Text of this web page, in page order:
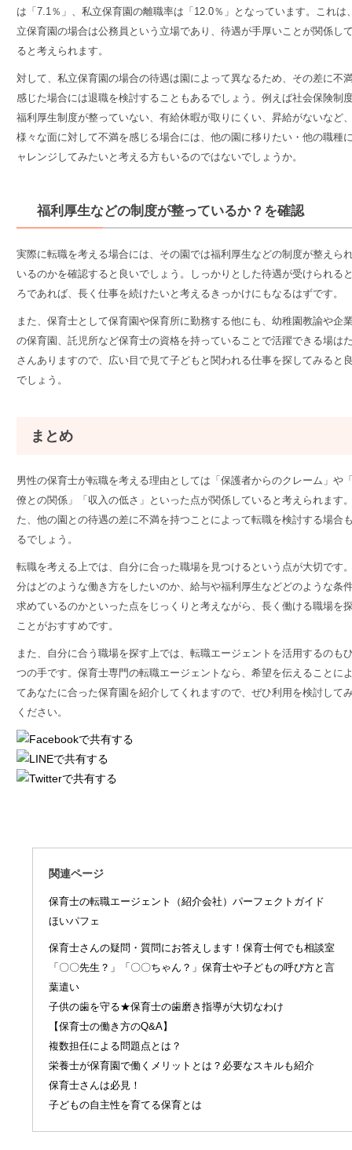
は「7.1％」、私立保育園の離職率は「12.0％」 となっています。これは
立保育園の場合は公務員という立場であり、待遇が手厚いことが関係し
ると考えられます。
対して、私立保育園の場合の待遇は園によって異なるため、その差に不
感じた場合には退職を検討することもあるでしょう。例えば社会保険制
福利厚生制度が整っていない、有給休暇が取りにくい、昇給がないなど
様々な面に対して不満を感じる場合には、他の園に移りたい・他の職種
ャレンジしてみたいと考える方もいるのではないでしょうか。
福利厚生などの制度が整っているか？を確認
実際に転職を考える場合には、その園では福利厚生などの制度が整えら
いるのかを確認すると良いでしょう。しっかりとした待遇が受けられる
ろであれば、長く仕事を続けたいと考えるきっかけにもなるはずです。
また、保育士として保育園や保育所に勤務する他にも、幼稚園教諭や企
の保育園、託児所など保育士の資格を持っていることで活躍できる場は
さんありますので、 広い目で見て子どもと関われる仕事を探してみると
でしょう。
まとめ
男性の保育士が転職を考える理由としては「保護者からのクレーム」や
僚との関係」「収入の低さ」といった点が関係していると考えられます
た、他の園との待遇の差に不満を持つことによって転職を検討する場合
るでしょう。
転職を考える上では、自分に合った職場を見つけるという点が大切です
分はどのような働き方をしたいのか、給与や福利厚生などどのような条
求めているのかといった点をじっくりと考えながら、長く働ける職場を
ことがおすすめです。
また、自分に合う職場を探す上では、転職エージェントを活用するのも
つの手です。保育士専門の転職エージェントなら、希望を伝えることに
てあなたに合った保育園を紹介してくれますので、ぜひ利用を検討して
ください。
関連ページ
保育士の転職エージェント（紹介会社）パーフェクトガイド
ほいパフェ
保育士さんの疑問・質問にお答えします！保育士何でも相談室
「〇〇先生？」「〇〇ちゃん？」保育士や子どもの呼び方と言
葉遣い
子供の歯を守る★保育士の歯磨き指導が大切なわけ
【保育士の働き方のQ&A】
複数担任による問題点とは？
栄養士が保育園で働くメリットとは？必要なスキルも紹介
保育士さんは必見！
子どもの自主性を育てる保育とは